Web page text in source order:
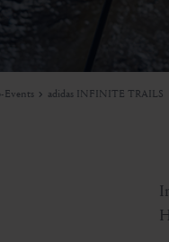
Events adidas INFINITE TRAILS